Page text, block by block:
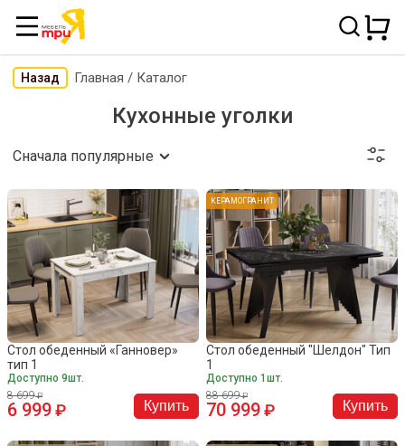
Назад Главная / Каталог
Кухонные уголки
Сначала популярные
Стол обеденный «Ганновер»
тип 1
Доступно 9шт.
8 699
6 999 Купить
КЕРАМОГРАНИТ
Стол обеденный "Шелдон" Тип
1
Доступно 1шт.
88 699
70 999 Купить